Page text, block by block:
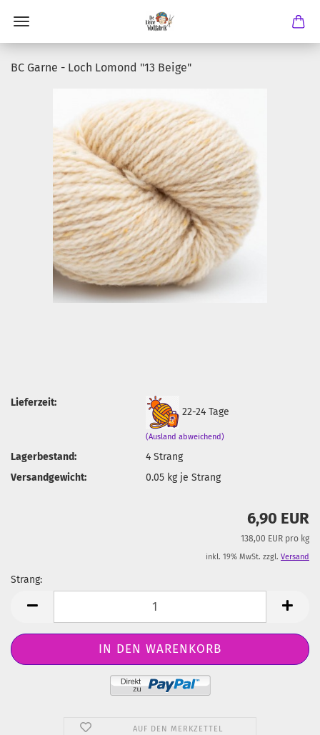
BC Garne - Loch Lomond "13 Beige"
Lieferzeit:
22-24 Tage
(Ausland abweichend)
Lagerbestand: 4Strang
Versandgewicht:
0.05 kg je Strang
6,90 EUR
138,00 EUR pro kg
inkl. 19% MwSt. zzgl. Versand
Strang:
AUF DEN MERKZETTEL